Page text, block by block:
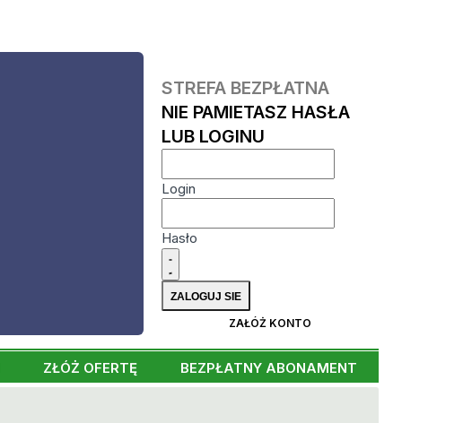
STREFA BEZPŁATNA
NIE PAMIETASZ HASŁA
LUB LOGINU
Login
Hasło
ZAŁÓŻ KONTO
ZŁÓŻ OFERTĘ BEZPŁATNY ABONAMENT